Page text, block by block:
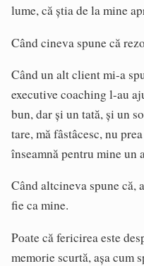
lume, că știa de la mine
Când cineva spune că
Când un alt client mi-a
executive coaching l-au
bun, dar și un tată, și un
tare, mă fâstâcesc, nu
înseamnă pentru mine un
Când altcineva spune că,
fie ca mine.
Poate că fericirea este
memorie scurtă, așa cum